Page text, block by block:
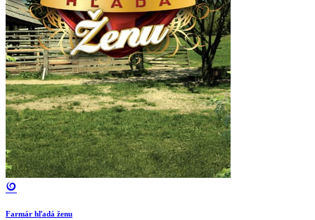
Farmár hľadá ženu